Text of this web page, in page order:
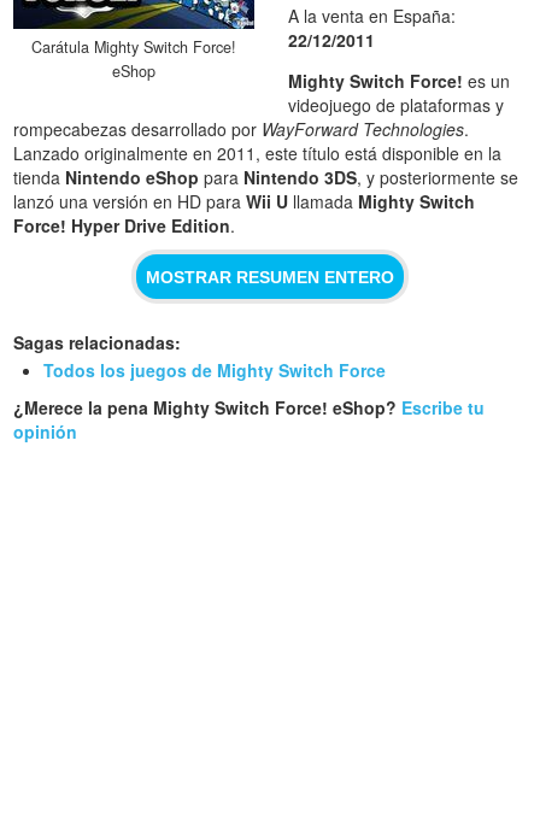
Carátula Mighty Switch Force!
eShop
A la venta en España:
22/12/2011
Mighty Switch Force! es un
videojuego de plataformas y
rompecabezas desarrollado por WayForward Technologies.
Lanzado originalmente en 2011, este título está disponible en la
tienda Nintendo eShop para Nintendo 3DS, y posteriormente se
lanzó una versión en HD paraWii U llamada Mighty Switch
Force! Hyper Drive Edition.
MOSTRAR RESUMEN ENTERO
Sagas relacionadas:
Todos los juegos de Mighty Switch Force
¿Merece la pena Mighty Switch Force! eShop? Escribe tu
opinión